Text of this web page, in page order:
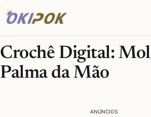
Crochê Digital:
Palma da Mão
ANÚNCIOS